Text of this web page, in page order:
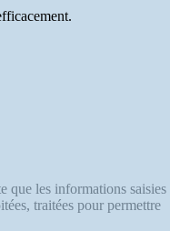
que les informations saisies
traitées pour permettre